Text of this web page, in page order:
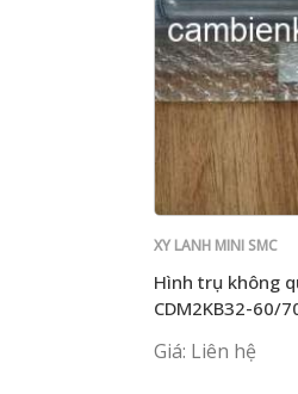
XY LANH MINI SMC
Hình trụ không
CDM2KB32-60/
Giá: Liên hệ